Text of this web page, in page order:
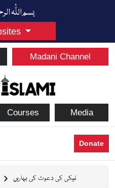
Madani Channel
Courses Media
Donate
نیکی کی دعوت کی بہاریں